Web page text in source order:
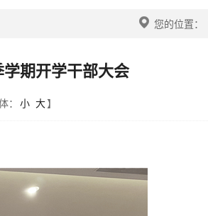
您的位置：
期开学干部大会
： 小 大】